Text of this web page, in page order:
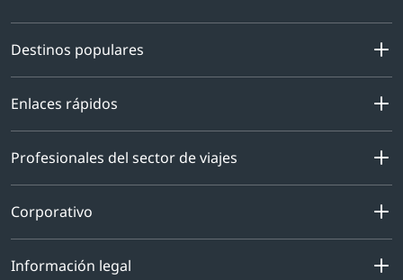
Destinos populares
Enlaces rápidos
Profesionales del sector de viajes
Corporativo
Información legal